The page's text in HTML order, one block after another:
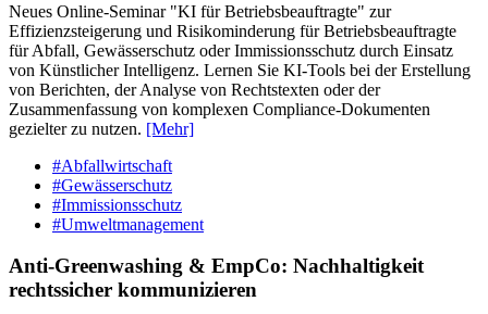
Neues Online-Seminar "KI für Betriebsbeauftragte" zur
Effizienzsteigerung und Risikominderung für Betriebsbeauftragte
für Abfall, Gewässerschutz oder Immissionsschutz durch Einsatz
von Künstlicher Intelligenz. Lernen Sie KI-Tools bei der Erstellung
von Berichten, der Analyse von Rechtstexten oder der
Zusammenfassung von komplexen Compliance-Dokumenten
gezielter zu nutzen. [Mehr]
#Abfallwirtschaft
#Gewässerschutz
#Immissionsschutz
#Umweltmanagement
Anti-Greenwashing & EmpCo: Nachhaltigkeit
rechtssicher kommunizieren